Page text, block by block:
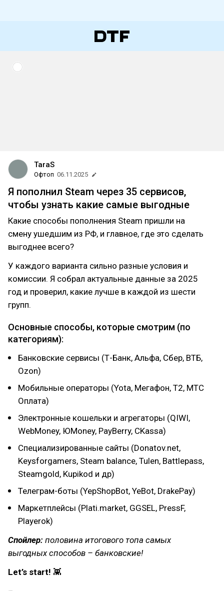
TaraS
Офтоп 06.11.2025
Я пополнил Steam через 35 сервисов,
чтобы узнать какие самые выгодные
Какие способы пополнения Steam пришли на
смену ушедшим из РФ, и главное, где это сделать
выгоднее всего?
У каждого варианта сильно разные условия и
комиссии. Я собрал актуальные данные за 2025
год и проверил, какие лучше в каждой из шести
групп.
Основные способы, которые смотрим (по
категориям):
Банковские сервисы (Т-Банк, Альфа, Сбер, ВТБ,
Ozon)
Мобильные операторы (Yota, Мегафон, Т2, МТС
Оплата)
Электронные кошельки и агрегаторы (QIWI,
WebMoney, ЮMoney, PayBerry, CKassa)
Специализированные сайты (Donatov.net,
Keysforgamers, Steam balance, Tulen, Battlepass,
Steamgold, Kupikod и др)
Телеграм-боты (YepShopBot, YeBot, DrakePay)
Маркетплейсы (Plati.market, GGSEL, PressF,
Playerok)
Спойлер: половина итогового топа самых
выгодных способов – банковские!
Let’s start! 👾